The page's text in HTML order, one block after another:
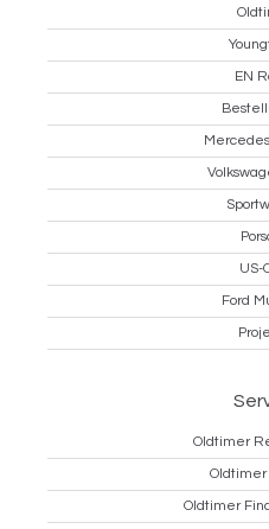
EN
US-
Ford
Oldtimer
Oldtimer
Oldtimer